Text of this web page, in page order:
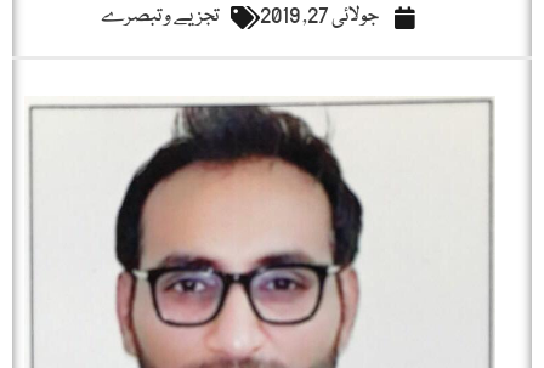
جولائی 27, 2019 تجزیے و تبصرے